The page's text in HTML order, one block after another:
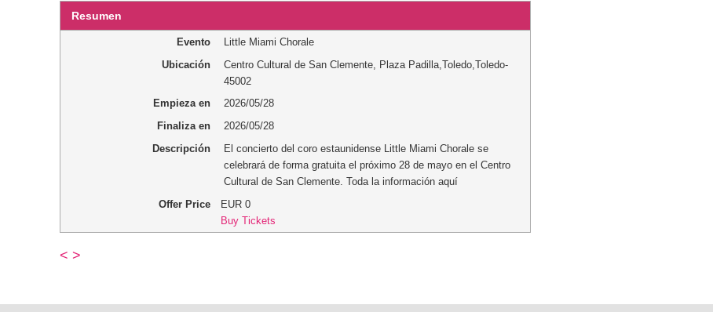
Resumen
Evento
Little Miami Chorale
Ubicación
Centro Cultural de San Clemente Plaza Padilla ,Toledo ,Toledo-
45002
Empieza en
2026/05/28
Finaliza en
2026/05/28
Descripción
El concierto del coro estaunidense Little Miami Chorale se
celebrará de forma gratuita el próximo 28 de mayo en el Centro
Cultural de San Clemente. Toda la información aquí
Offer Price
EUR 0
Buy Tickets
< >